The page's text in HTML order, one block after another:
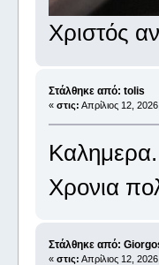
Χριστός
Στάλθηκε από: tolis
« στις: Απρίλιος 12,
Καλημερα.
Χρονια
Στάλθηκε από:
« στις: Απρίλιος 12,